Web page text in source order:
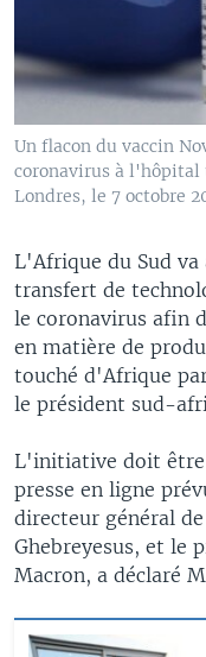
Un flacon du vaccin
coronavirus à l'hôpital
Londres, le 7 octobre
L'Afrique du Sud
transfert de
le coronavirus afin
en matière de
touché d'Afrique
le président sud-
L'initiative doit
presse en ligne
directeur général
Ghebreyesus, et le
Macron, a déclaré